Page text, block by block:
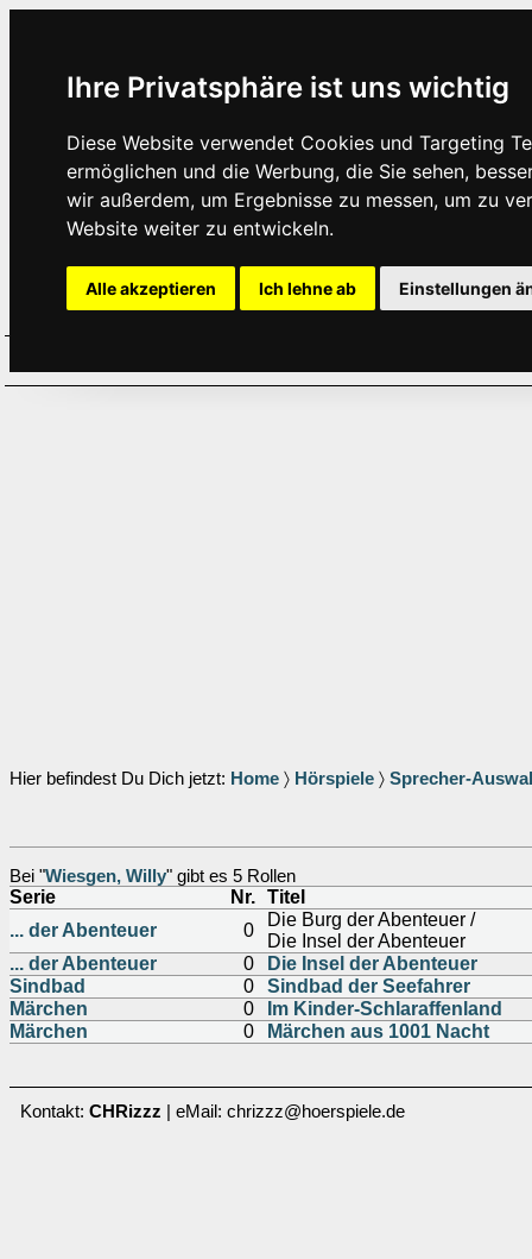
Ihre Privatsphäre ist uns wichtig
Diese Website verwendet Cookies und Targeting
ermöglichen und die Werbung, die Sie sehen,
wir außerdem, um Ergebnisse zu messen, um zu
Website weiter zu entwickeln.
Alle akzeptieren Ich lehne ab Einstellungen
Hier befindest Du Dich jetzt: Home 〉 Hörspiele 〉 Sprecher-
Bei "Wiesgen, Willy" gibt es 5 Rollen
Serie Nr. Titel
... der Abenteuer
0
Die Burg der Abenteuer /
Die Insel der Abenteuer
... der Abenteuer
0
Die Insel der Abenteuer
Sindbad
0
Sindbad der Seefahrer
Märchen
0
Im Kinder-Schlaraffenland
Märchen
0 Märchen aus 1001 Nacht
Kontakt: CHRizzz | eMail: chrizzz@hoerspiele.de